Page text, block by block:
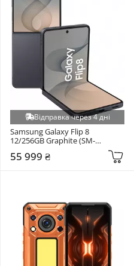
Відправка через 4 дні
Samsung Galaxy Flip 8
12/256GB Graphite (SM-
55 999 ₴